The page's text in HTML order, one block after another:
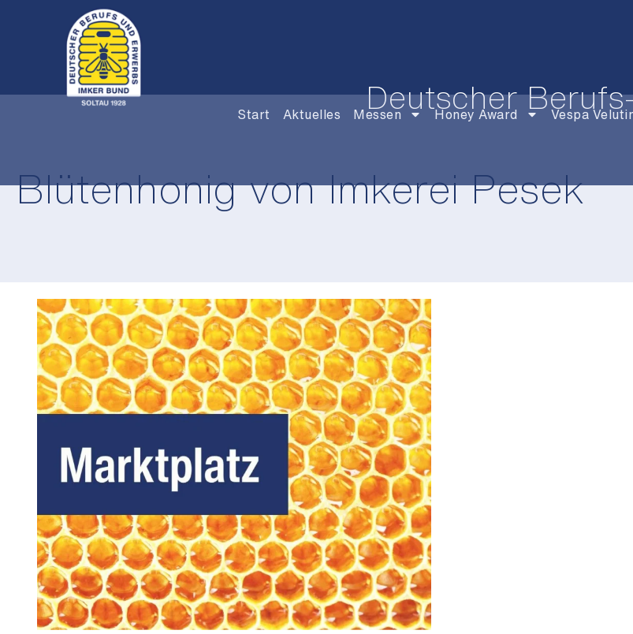
Deutscher
Start Aktuelles Messen Honey Award Vespa
Blütenhonig von Imkerei Pesek